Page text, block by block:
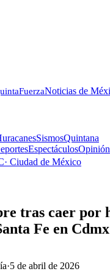
FuerzaNoticias de
SismosQuintana
EspectáculosOpinión
· Ciudad de México
tras caer por
Fe en Cdmx
·5 de abril de 2026